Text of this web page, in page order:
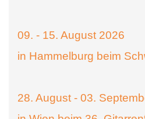
09. - 15. August 2026
in Hammelburg beim
28. August - 03.